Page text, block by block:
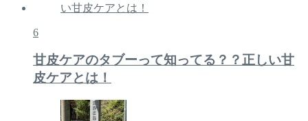
6
甘皮ケアのタブーって知ってる？？正しい甘
皮ケアとは！